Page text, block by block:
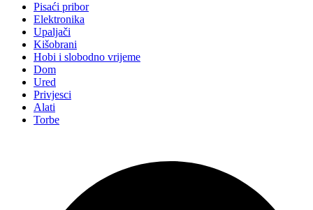
Pisaći pribor
Elektronika
Upaljači
Kišobrani
Hobi i slobodno vrijeme
Dom
Ured
Privjesci
Alati
Torbe